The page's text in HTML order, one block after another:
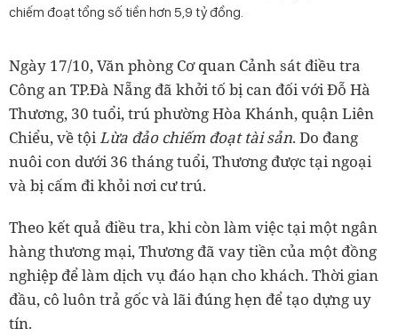
chiếm đoạt tổng số tiền hơn 5,9 tỷ đồng.
Ngày 17/10, Văn phòng Cơ quan Cảnh sát điều tra
Công an TP.Đà Nẵng đã khởi tố bị can đối với Đỗ Hà
Thương, 30 tuổi, trú phường Hòa Khánh, quận Liên
Chiểu, về tộiLừa đảo chiếm đoạt tài sản. Do đang
nuôi con dưới 36 tháng tuổi, Thương được tại ngoại
và bị cấm đi khỏi nơi cư trú.
Theo kết quả điều tra, khi còn làm việc tại một ngân
hàng thương mại, Thương đã vay tiền của một đồng
nghiệp để làm dịch vụ đáo hạn cho khách. Thời gian
đầu, cô luôn trả gốc và lãi đúng hẹn để tạo dựng uy
tín.